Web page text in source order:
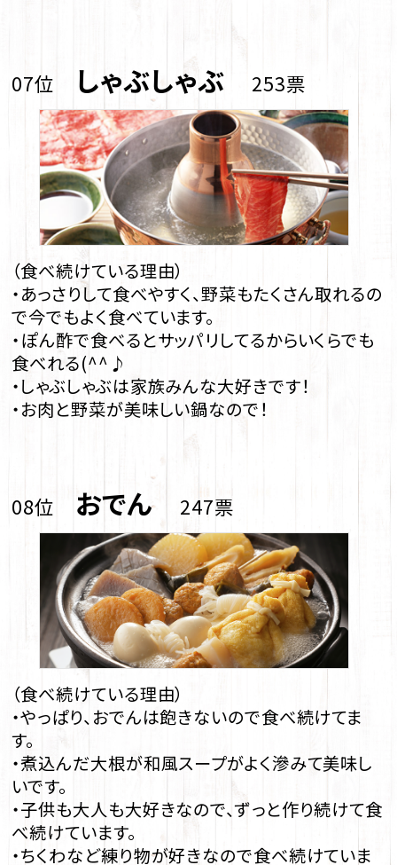
07位 しゃぶしゃぶ 253票
（食べ続けている理由）
・あっさりして食べやすく、野菜もたくさん取れるの
で今でもよく食べています。
・ぽん酢で食べるとサッパリしてるからいくらでも
食べれる(^^♪
・しゃぶしゃぶは家族みんな大好きです！
・お肉と野菜が美味しい鍋なので！
08位 おでん 247票
（食べ続けている理由）
・やっぱり、おでんは飽きないので食べ続けてま
す。
・煮込んだ大根が和風スープがよく滲みて美味し
いです。
・子供も大人も大好きなので、ずっと作り続けて食
べ続けています。
・ちくわなど練り物が好きなので食べ続けていま